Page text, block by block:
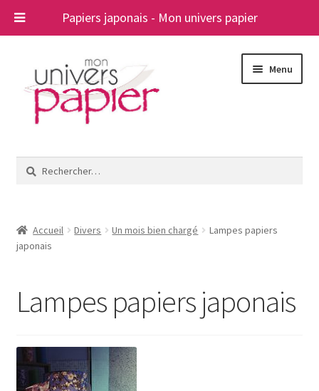
Papiers japonais - Mon univers papier
navigation
contenu
Menu
le
A propos
Rechercher :
Accueil Divers Un mois bien chargé
Lampes papiers
japonais
Lampes papiers japonais